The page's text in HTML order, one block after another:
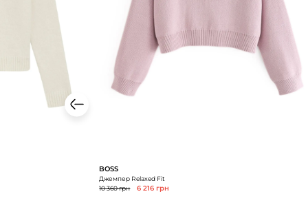
BOSS
Джемпер Relaxed Fit
10 360 грн
6 216 грн